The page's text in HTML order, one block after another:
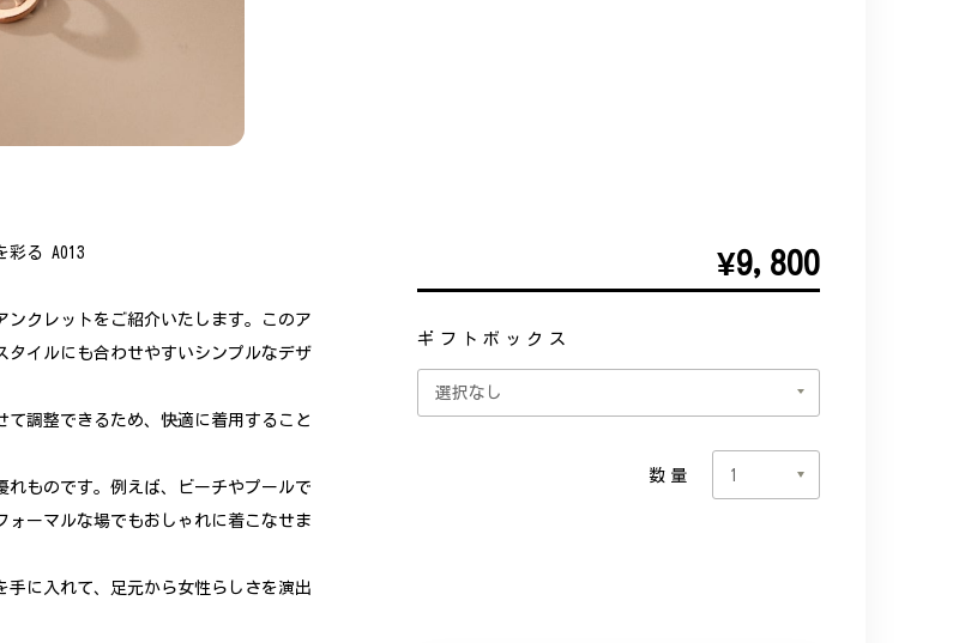
彩る A013
クレットをご紹介いたします。このア
タイルにも合わせやすいシンプルなデザ
調整できるため、快適に着用すること
れものです。例えば、ビーチやプールで
ーマルな場でもおしゃれに着こなせま
に入れて、足元から女性らしさを演出
¥9,800
ギフトボックス
数量